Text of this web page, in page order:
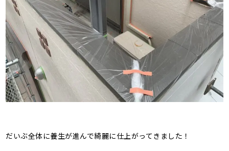
だいぶ全体に養生が進んで綺麗に仕上がってきました！